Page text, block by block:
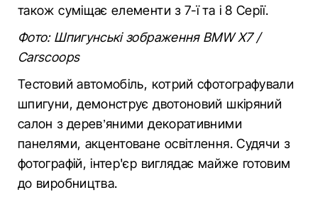
також суміщає елементи з 7-ї та і 8 Серії.
Фото: Шпигунські зображення BMW X7 /
Сarscoops
Тестовий автомобіль, котрий сфотографували
шпигуни, демонструє двотоновий шкіряний
салон з дерев’яними декоративними
панелями, акцентоване освітлення. Судячи з
фотографій, інтер'єр виглядає майже готовим
до виробництва.